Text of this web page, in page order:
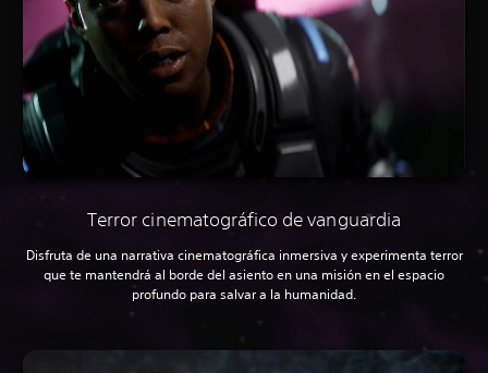
Terror cinematográfico de vanguardia
Disfruta de una narrativa cinematográfica inmersiva y experimenta terror
que te mantendrá al borde del asiento en una misión en el espacio
profundo para salvar a la humanidad.